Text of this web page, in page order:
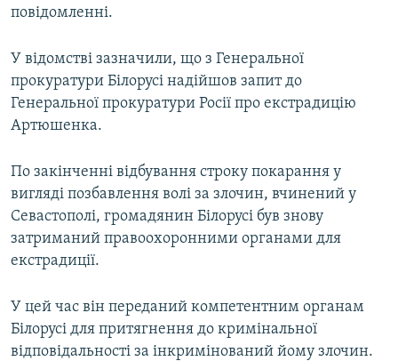
повідомленні.
У відомстві зазначили, що з Генеральної
прокуратури Білорусі надійшов запит до
Генеральної прокуратури Росії про екстрадицію
Артюшенка.
По закінченні відбування строку покарання у
вигляді позбавлення волі за злочин, вчинений у
Севастополі, громадянин Білорусі був знову
затриманий правоохоронними органами для
екстрадиції.
У цей час він переданий компетентним органам
Білорусі для притягнення до кримінальної
відповідальності за інкримінований йому злочин.